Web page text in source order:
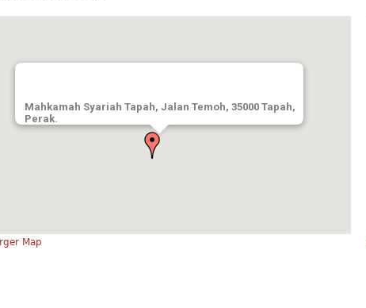
Mahkamah Syariah Tapah, Jalan Temoh, 35000 Tapah,
Perak.
Map